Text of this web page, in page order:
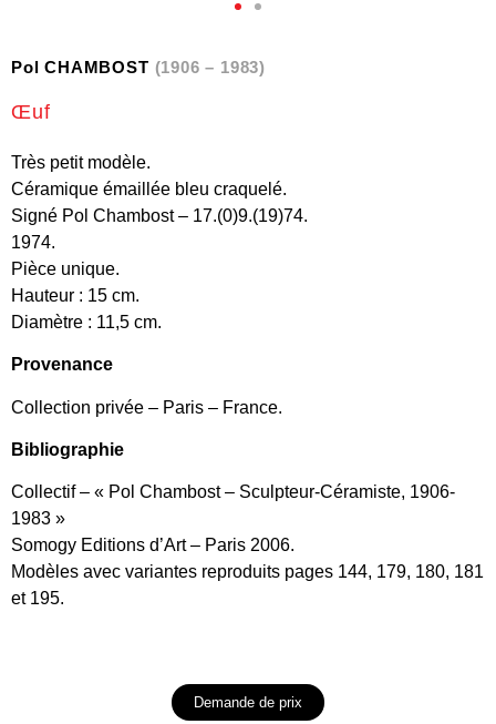
Pol CHAMBOST (1906 – 1983)
Œuf
Très petit modèle.
Céramique émaillée bleu craquelé.
Signé Pol Chambost – 17.(0)9.(19)74.
1974.
Pièce unique.
Hauteur : 15 cm.
Diamètre : 11,5 cm.
Provenance
Collection privée – Paris – France.
Bibliographie
Collectif – « Pol Chambost – Sculpteur-Céramiste, 1906-
1983 »
Somogy Editions d’Art – Paris 2006.
Modèles avec variantes reproduits pages 144, 179, 180, 181
et 195.
Demande de prix